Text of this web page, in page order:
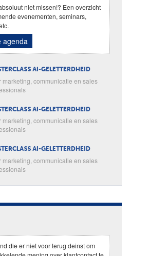
niet missen!? Een overzicht
evenementen, seminars,
agenda
AI-GELETTERDHEID
marketing, communicatie en sales
AI-GELETTERDHEID
marketing, communicatie en sales
AI-GELETTERDHEID
marketing, communicatie en sales
die er niet voor terug deinst om